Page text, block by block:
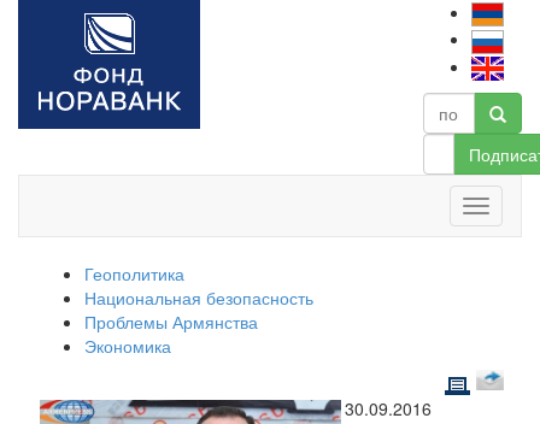
Геополитика
Национальная безопасность
Проблемы Армянства
Экономика
30.09.2016